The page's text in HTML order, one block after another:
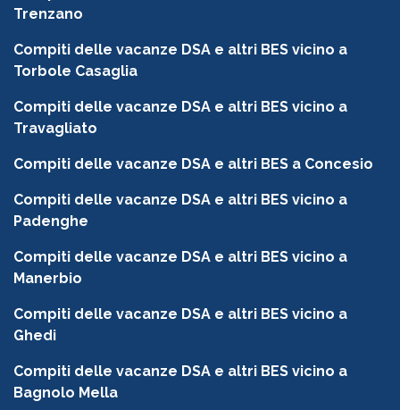
Trenzano
Compiti delle vacanze DSA e altri BES vicino a
Torbole Casaglia
Compiti delle vacanze DSA e altri BES vicino a
Travagliato
Compiti delle vacanze DSA e altri BES a Concesio
Compiti delle vacanze DSA e altri BES vicino a
Padenghe
Compiti delle vacanze DSA e altri BES vicino a
Manerbio
Compiti delle vacanze DSA e altri BES vicino a
Ghedi
Compiti delle vacanze DSA e altri BES vicino a
Bagnolo Mella